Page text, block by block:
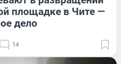
площадке в Чите —
дело
14